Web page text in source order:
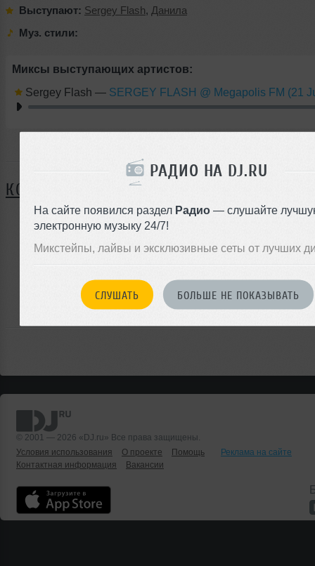
РАДИО НА DJ.RU
На сайте появился раздел Радио — слушайте
электронную музыку 24/7!
Микстейпы, лайвы и эксклюзивные сеты от лучших
СЛУШАТЬ БОЛЬШЕ НЕ ПОКАЗЫВАТЬ
Выступают: Sergey Flash, Данила
Муз. стили:
Миксы выступающих артистов:
Sergey Flash — SERGEY FLASH @ Megapolis FM (21
Я ПОЙДУ
КОММЕНТАРИИ
ЗАРЕГИСТРИРУЙТЕСЬ
войдите на сайт
чтобы оставить комментарий
© 2001 — 2026 «DJ.ru» Все права защищены.
Условия использования
О проекте Помощь
Реклама на сайте
Контактная информация
Вакансии